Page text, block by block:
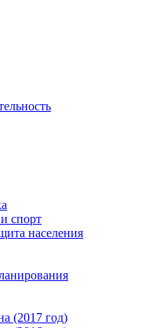
спорт
населения
(2017 год)